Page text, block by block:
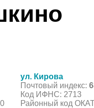
ул. Кирова
Почтовый индекс:
Код ИФНС: 2713
Районный код